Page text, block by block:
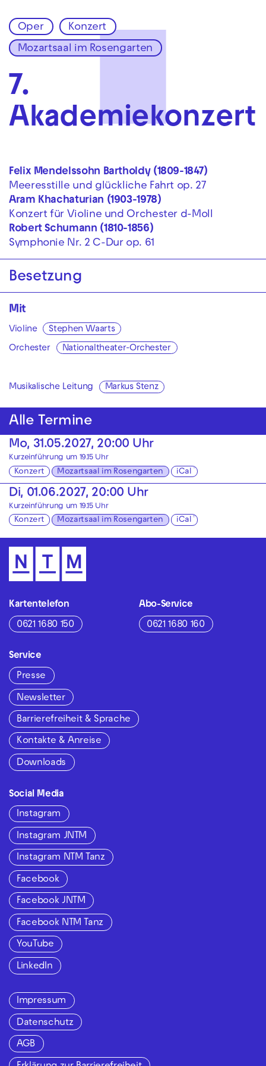
Zur Hauptnavigation springen
Zum Hauptinhalt springen Zum Footer springen
Oper Konzert
Mozartsaal im Rosengarten
7.
Akademiekonzert
Felix Mendelssohn Bartholdy (1809-1847)
Meeresstille und glückliche Fahrt op. 27
Aram Khachaturian (1903-1978)
Konzert für Violine und Orchester d-Moll
Robert Schumann (1810-1856)
Symphonie Nr. 2 C-Dur op. 61
Besetzung
Mit
Violine Stephen Waarts
Orchester Nationaltheater-Orchester
Musikalische Leitung Markus Stenz
Alle Termine
Mo, 31.05.2027, 20:00 Uhr
Kurzeinführung um 19.15 Uhr
Konzert Mozartsaal im Rosengarten iCal
Di, 01.06.2027, 20:00 Uhr
Kurzeinführung um 19.15 Uhr
Konzert Mozartsaal im Rosengarten iCal
Kartentelefon
0621 1680 150
Abo-Service
0621 1680 160
Service
Presse
Newsletter
Barrierefreiheit & Sprache
Kontakte & Anreise
Downloads
Social Media
Instagram
Instagram JNTM
Instagram NTM Tanz
Facebook
Facebook JNTM
Facebook NTM Tanz
YouTube
LinkedIn
Impressum
Datenschutz
AGB